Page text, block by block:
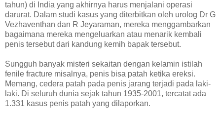
tahun) di India yang akhirnya harus menjalani operasi
darurat. Dalam studi kasus yang diterbitkan oleh urolog Dr G
Vezhaventhan dan R Jeyaraman, mereka menggambarkan
bagaimana mereka mengeluarkan atau menarik kembali
penis tersebut dari kandung kemih bapak tersebut.
Sungguh banyak misteri sekaitan dengan kelamin istilah
fenile fracture misalnya, penis bisa patah ketika ereksi.
Memang, cedera patah pada penis jarang terjadi pada laki-
laki. Di seluruh dunia sejak tahun 1935-2001, tercatat ada
1.331 kasus penis patah yang dilaporkan.